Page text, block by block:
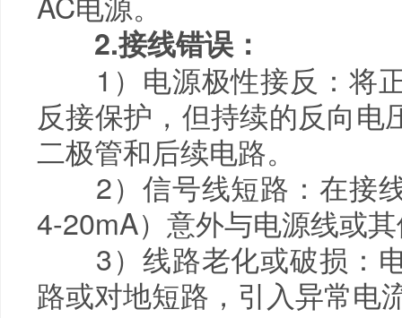
2.接线错误：
1）电源极性接反：将
反接保护，但持续的反向
二极管和后续电路。
2）信号线短路：在接
4-20mA）意外与电源线或
3）线路老化或破损：
路或对地短路，引入异常电